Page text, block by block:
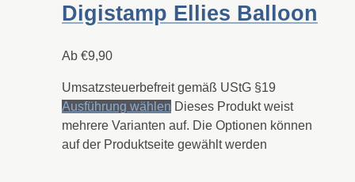
Digistamp Ellies Balloon
Ab €9,90
Umsatzsteuerbefreit gemäß UStG §19
Ausführung wählen Dieses Produkt weist
mehrere Varianten auf. Die Optionen können
auf der Produktseite gewählt werden